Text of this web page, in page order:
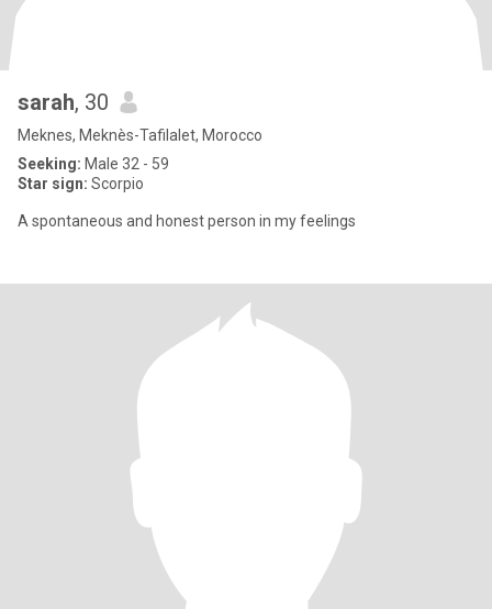
sarah, 30
Meknes, Meknès-Tafilalet, Morocco
Seeking: Male 32 - 59
Star sign: Scorpio
A spontaneous and honest person in my feelings